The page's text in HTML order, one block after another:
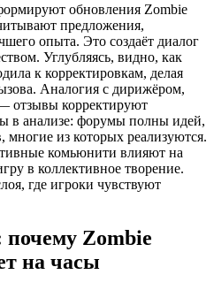
обновления Zombie
предложения,
опыта. Это создаёт диалог
Углубляясь, видно, как
к корректировкам, делая
Аналогия с дирижёром,
отзывы корректируют
в анализе: форумы полны идей,
многие из которых реализуются.
комьюнити влияют на
в коллективное творение.
где игроки чувствуют
Zombie
на часы